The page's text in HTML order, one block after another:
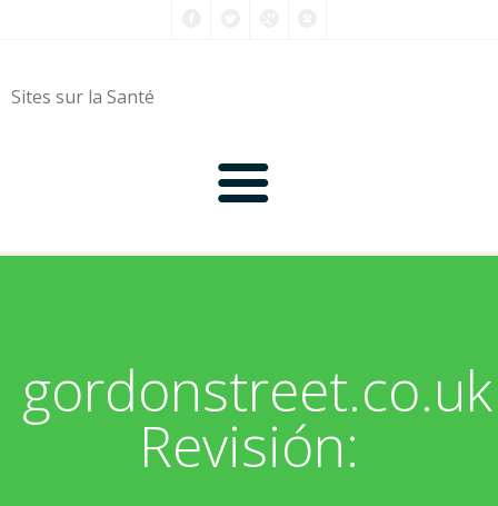
Sites sur la Santé
0-9
C
gordonstreet.co.uk
Revisión: